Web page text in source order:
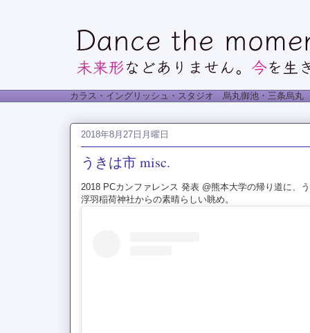
カラス・イングリッシュ・スタジオ 烏丸御池・三条烏
2018年8月27日月曜日
うきは市 misc.
2018 PCカンファレンス 発表 @熊本大学の帰り道に、
浮羽稲荷神社からの素晴らしい眺め。